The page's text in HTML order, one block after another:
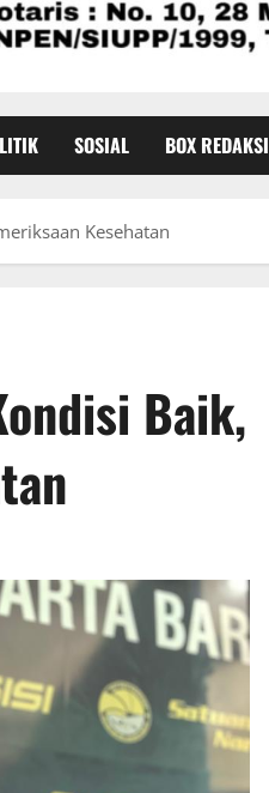
SOSIAL BOX REDAKSI
Kesehatan
Baik,